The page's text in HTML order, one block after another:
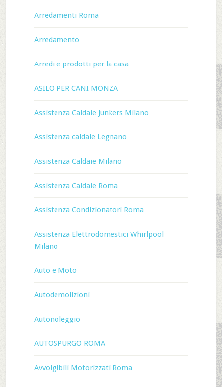
Arredamenti Roma
Arredamento
Arredi e prodotti per la casa
ASILO PER CANI MONZA
Assistenza Caldaie Junkers Milano
Assistenza caldaie Legnano
Assistenza Caldaie Milano
Assistenza Caldaie Roma
Assistenza Condizionatori Roma
Assistenza Elettrodomestici Whirlpool
Milano
Auto e Moto
Autodemolizioni
Autonoleggio
AUTOSPURGO ROMA
Avvolgibili Motorizzati Roma